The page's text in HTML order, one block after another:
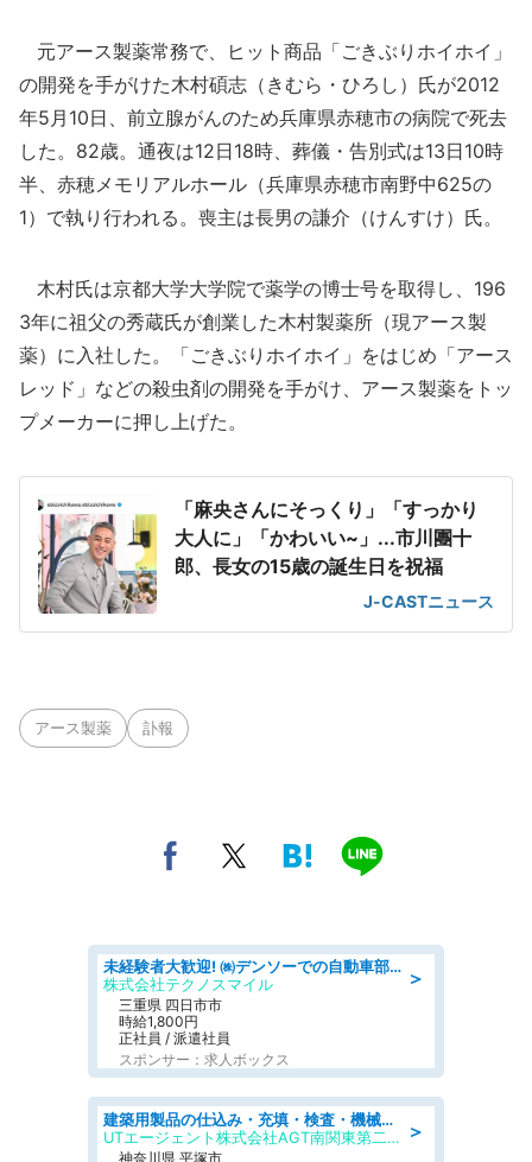
元アース製薬常務で、ヒット商品「ごきぶりホイホイ」
の開発を手がけた木村碩志（きむら・ひろし）氏が2012
年5月10日、前立腺がんのため兵庫県赤穂市の病院で死去
した。82歳。通夜は12日18時、葬儀・告別式は13日10時
半、赤穂メモリアルホール（兵庫県赤穂市南野中625の
1）で執り行われる。喪主は長男の謙介（けんすけ）氏。
木村氏は京都大学大学院で薬学の博士号を取得し、196
3年に祖父の秀蔵氏が創業した木村製薬所（現アース製
薬）に入社した。「ごきぶりホイホイ」をはじめ「アース
レッド」などの殺虫剤の開発を手がけ、アース製薬をトッ
プメーカーに押し上げた。
「麻央さんにそっくり」「すっかり
大人に」「かわいい~」...市川團十
郎、長女の15歳の誕生日を祝福
J-CASTニュース
アース製薬 訃報
＞
未経験者大歓迎! ㈱デンソーでの自動車部品の組立作業 denso aichi
株式会社テクノスマイル
三重県 四日市市
時給1,800円
正社員 / 派遣社員
スポンサー：求人ボックス
＞
建築用製品の仕込み・充填・検査・機械操作/寮完備/日払い/工場・製造
UTエージェント株式会社AGT南関東第二CU
神奈川県 平塚市